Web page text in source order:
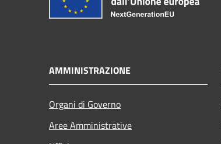
AMMINISTRAZIONE
Organi di Governo
Aree Amministrative